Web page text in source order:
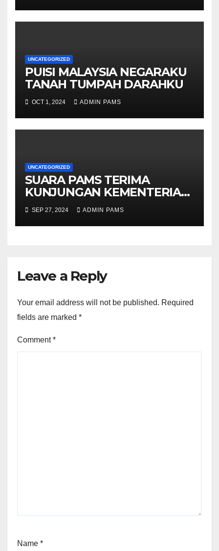
UNCATEGORIZED
PUISI MALAYSIA NEGARAKU
TANAH TUMPAH DARAHKU
OCT 1, 2024 ADMIN PAMS
UNCATEGORIZED
SUARA PAMS TERIMA
KUNJUNGAN KEMENTERIAN
DALAM NEGERI
SEP 27, 2024 ADMIN PAMS
Leave a Reply
Your email address will not be published. Required
fields are marked *
Comment*
Name *